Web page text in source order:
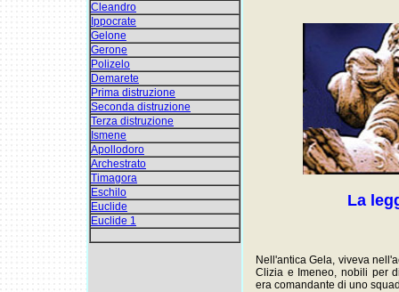
Cleandro
Ippocrate
Gelone
Gerone
Polizelo
Demarete
Prima distruzione
Seconda distruzione
Terza distruzione
Ismene
Apollodoro
Archestrato
Timagora
Eschilo
Euclide
Euclide 1
La
Nell'antica Gela, viveva
Clizia e Imeneo, nobili per
era comandante di uno